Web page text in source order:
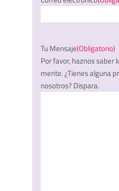
Tu Mensaje(Obligatorio)
Por favor, haznos saber
mente. ¿Tienes alguna
nosotros? Dispara.